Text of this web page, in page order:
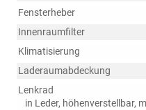
Fensterheber
Innenraumfilter
Klimatisierung
Laderaumabdeckung
Lenkrad
in Leder, höhenverstellbar,